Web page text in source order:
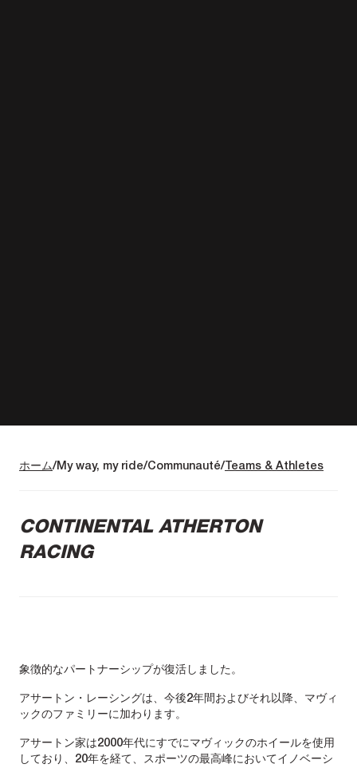
ホーム My way, my ride Communauté Teams & Athletes
CONTINENTAL ATHERTON
RACING
象徴的なパートナーシップが復活しました。
アサートン・レーシングは、今後2年間およびそれ以降、マヴィ
ックのファミリーに加わります。
アサートン家は2000年代にすでにマヴィックのホイールを使用
しており、20年を経て、スポーツの最高峰においてイノベーシ